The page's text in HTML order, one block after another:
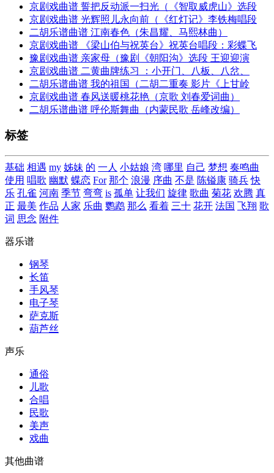
京剧戏曲谱 誓把反动派一扫光（《智取威虎山》选段
京剧戏曲谱 光辉照儿永向前（《红灯记》李铁梅唱段
二胡乐谱曲谱 江南春色（朱昌耀、马熙林曲）
京剧戏曲谱 《梁山伯与祝英台》祝英台唱段：彩蝶飞
豫剧戏曲谱 亲家母（豫剧《朝阳沟》选段 王迎迎演
京剧戏曲谱 二黄曲牌练习 ：小开门、八板、八岔、
二胡乐谱曲谱 我的祖国（二胡二重奏 影片《上甘岭
京剧戏曲谱 春风送暖桃花艳（京歌 刘春爱词曲）
二胡乐谱曲谱 呼伦斯舞曲（内蒙民歌 岳峰改编）
标签
基础 相遇 my 姊妹 的 一人 小姑娘 湾 哪里 自己 梦想 奏鸣曲
使用 唱歌 幽默 蝶恋 For 那个 浪漫 序曲 不是 陈镒康 骑兵 快
乐 孔雀 河南 季节 弯弯 is 孤单 让我们 旋律 歌曲 菊花 欢腾 真
正 最美 作品 人家 乐曲 鹦鹉 那么 看着 三十 花开 法国 飞翔 歌
词 思念 附件
器乐谱
钢琴
长笛
手风琴
电子琴
萨克斯
葫芦丝
声乐
通俗
儿歌
合唱
民歌
美声
戏曲
其他曲谱